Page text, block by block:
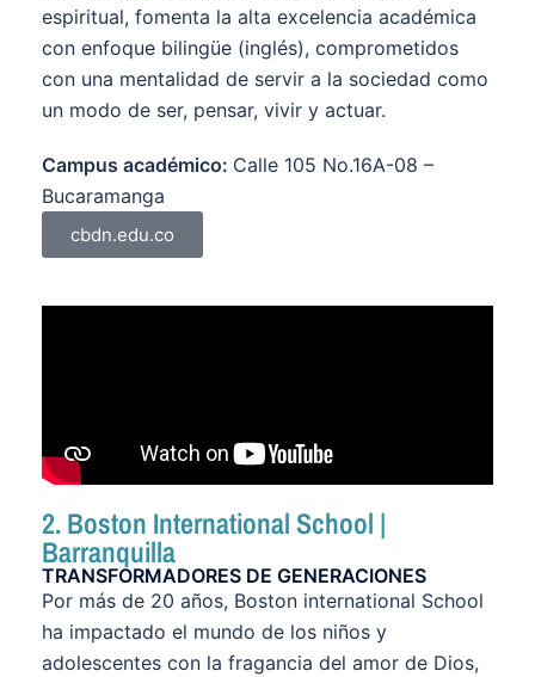
espiritual, fomenta la alta excelencia académica
con enfoque bilingüe (inglés), comprometidos
con una mentalidad de servir a la sociedad como
un modo de ser, pensar, vivir y actuar.
Campus académico: Calle 105 No.16A-08 –
Bucaramanga
cbdn.edu.co
2. Boston International School |
Barranquilla
TRANSFORMADORES DE GENERACIONES
Por más de 20 años, Boston international School
ha impactado el mundo de los niños y
adolescentes con la fragancia del amor de Dios,